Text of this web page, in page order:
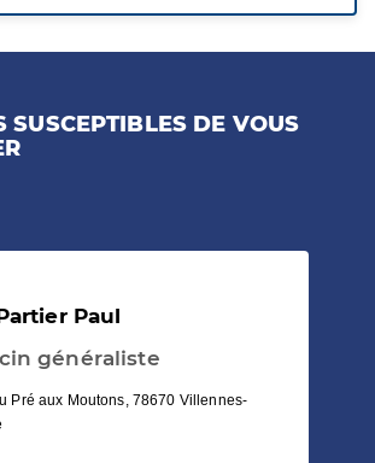
SUSCEPTIBLES DE VOUS
Paul
généraliste
Pré aux Moutons, 78670 Villennes-